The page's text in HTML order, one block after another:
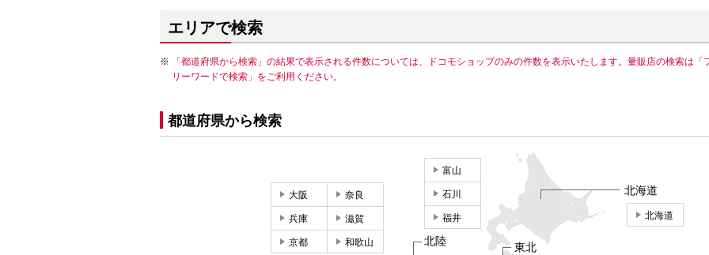
エリアで検索
「都道府県から検索」の結果で表示される件数については、ドコモショップのみの件数を表示いたします。量販店の検索は「
リーワードで検索」をご利用ください。
都道府県から検索
北海道
北海道
東北
富山
石川
福井
北陸
大阪 奈良
兵庫 滋賀
京都 和歌山